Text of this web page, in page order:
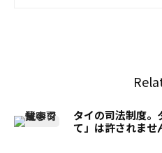
タイの司法制度。
て」は許されませ